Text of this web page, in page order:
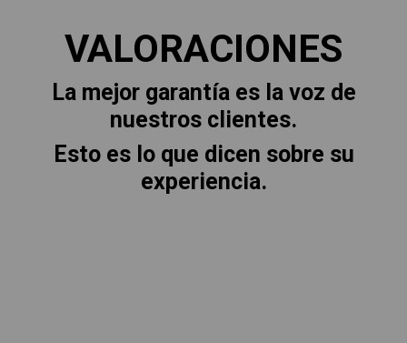
VALORACIONES
La mejor garantía es la voz de
nuestros clientes.
Esto es lo que dicen sobre su
experiencia.